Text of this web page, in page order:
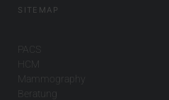
SITEMAP
PACS
HCM
Mammography
Beratung